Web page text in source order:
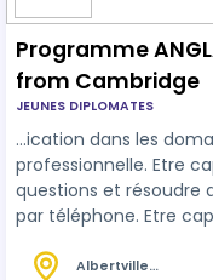
Programme
from Cambridge
JEUNES DIPLOMATES
…ication dans les
professionnelle. Etre
questions et résoudre
par téléphone. Etre
présentation enanglais
Albertville